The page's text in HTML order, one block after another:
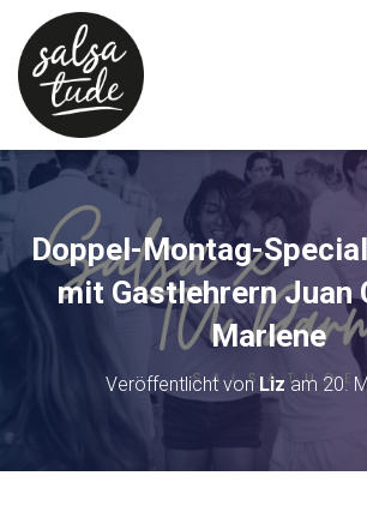
Doppel-Montag-
mit Gastlehrern Juan
Marlene
Veröffentlicht von Liz am 20.